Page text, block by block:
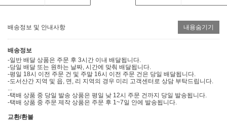
배송정보 및 안내사항 내용숨기기
배송정보
-일반 배달 상품은 주문 후 3시간 이내 배달됩니다.
-당일 배달 또는 원하는 날짜, 시간에 맞춰 배달됩니다.
-평일 18시 이전 주문 건 및 주말 16시 이전 주문 건은 당일 배달됩니다.
-도서산간 지역 및 읍, 면, 리 지역의 경우 미리 고객센터로 상담 부탁드립니다.
-택배 상품 중 당일 발송 상품은 평일 낮 12시 주문 건까지 당일 발송됩니다.
-택배 상품 중 주문 제작 상품은 주문 후 1~7일 안에 발송됩니다.
교환/환불